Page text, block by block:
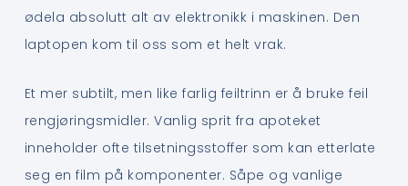
ødela absolutt alt av elektronikk i maskinen. Den
laptopen kom til oss som et helt vrak.
Et mer subtilt, men like farlig feiltrinn er å bruke feil
rengjøringsmidler. Vanlig sprit fra apoteket
inneholder ofte tilsetningsstoffer som kan etterlate
seg en film på komponenter. Såpe og vanlige